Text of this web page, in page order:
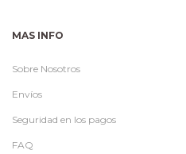
MAS INFO
Sobre Nosotros
Envíos
Seguridad en los pagos
FAQ